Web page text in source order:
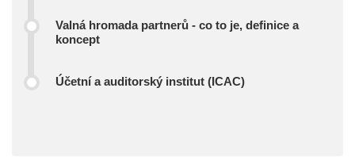
Valná hromada partnerů - co to je, definice a
koncept
Účetní a auditorský institut (ICAC)